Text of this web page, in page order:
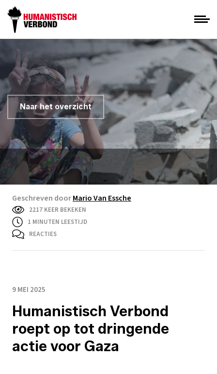
Naar het overzicht
Geschreven doorMario Van Essche
2217 KEER BEKEKEN
1 MINUTEN LEESTIJD
REACTIES
9 MEI 2025
Humanistisch Verbond
roept op tot dringende
actie voor Gaza